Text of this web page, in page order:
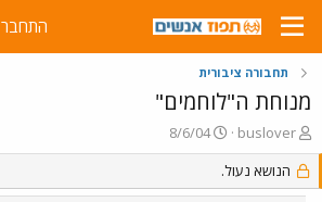
התחבר
תחבורה ציבורית
מנוחת ה"לוחמים"
פ
ו
ת
ח
buslover
פ
ו
ס
8/6/04
הנושא נעול.